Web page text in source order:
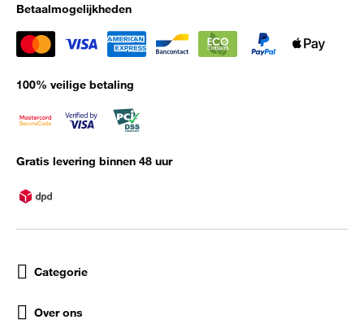
Betaalmogelijkheden
100% veilige betaling
Gratis levering binnen 48 uur
Categorie
Over ons